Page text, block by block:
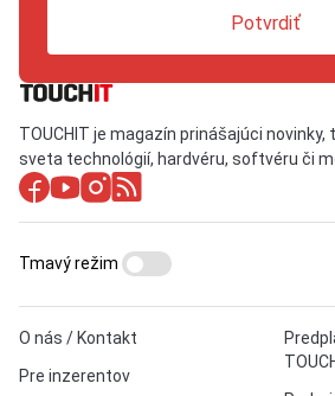
Potvrdiť
TOUCHIT je magazín prinášajúci
sveta technológií, hardvéru, softvéru či
O nás / Kontakt
Pre inzerentov
Tmavý režim